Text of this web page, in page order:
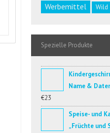
Werbemittel Wild
Spezielle Produkte
Name &
€23
Speise- und
„Früchte und